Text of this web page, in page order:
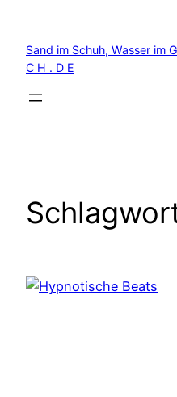
springen
Sand im Schuh, Wasser im
C H . D E